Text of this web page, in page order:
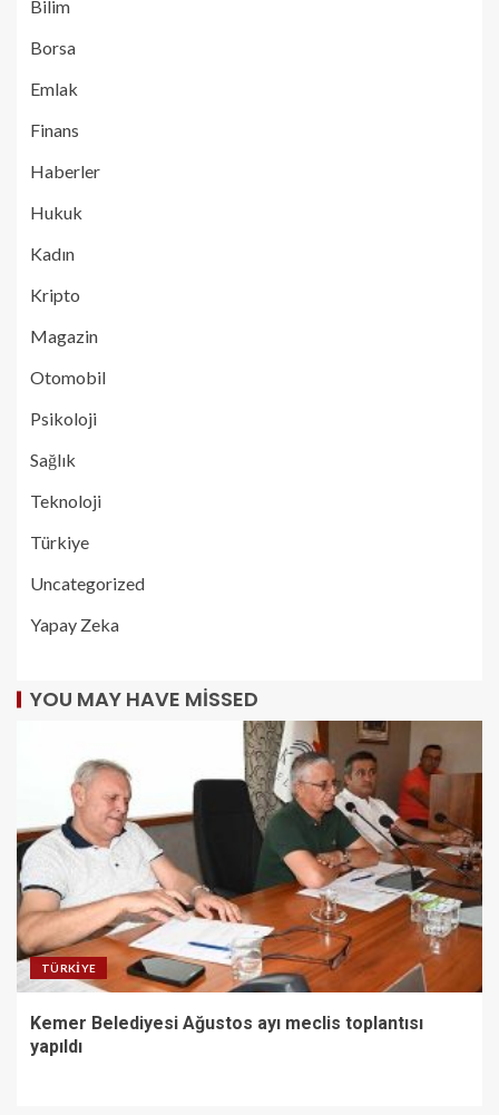
Bilim
Borsa
Emlak
Finans
Haberler
Hukuk
Kadın
Kripto
Magazin
Otomobil
Psikoloji
Sağlık
Teknoloji
Türkiye
Uncategorized
Yapay Zeka
YOU MAY HAVE MISSED
TÜRKIYE
Kemer Belediyesi Ağustos ayı meclis toplantısı
yapıldı